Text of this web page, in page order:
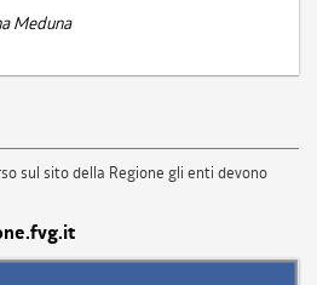
Meduna
sul sito della Regione gli enti devono